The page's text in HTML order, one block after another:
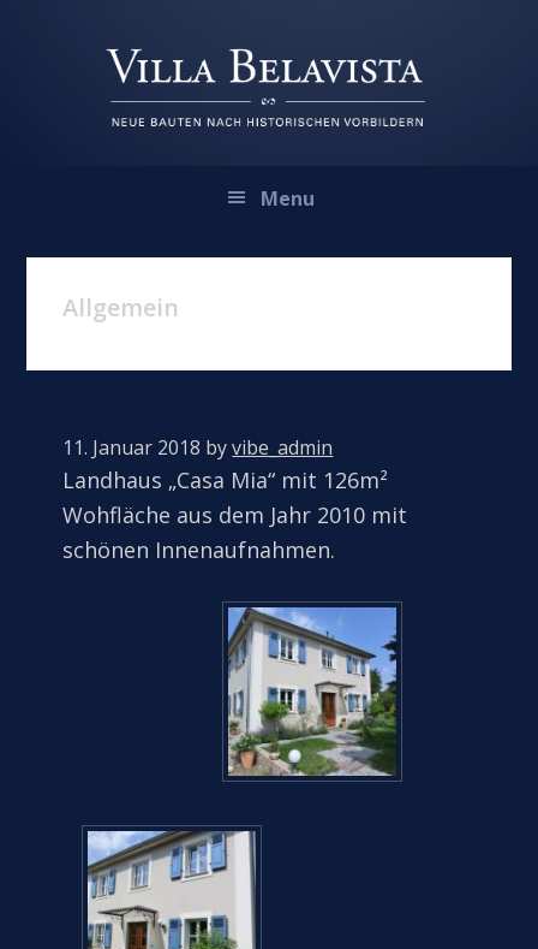
Hauptnavigation
Menu
Allgemein
11. Januar 2018 byvibe_admin
Landhaus „Casa Mia“ mit 126m²
Wohfläche aus dem Jahr 2010 mit
schönen Innenaufnahmen.